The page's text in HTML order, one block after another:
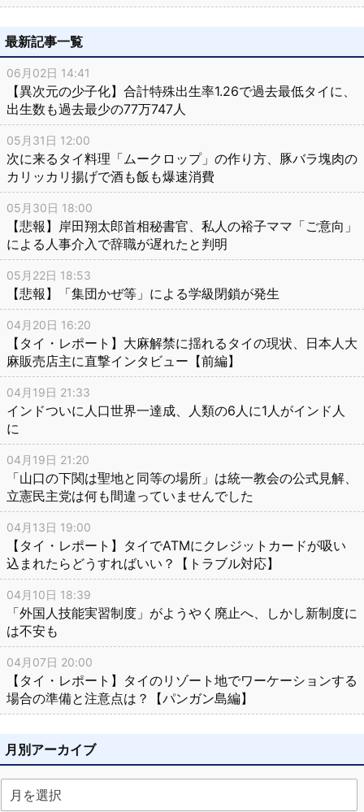
最新記事一覧
06月02日 14:41
【異次元の少子化】合計特殊出生率1.26で過去最低タイに、
出生数も過去最少の77万747人
05月31日 12:00
次に来るタイ料理「ムークロップ」の作り方、豚バラ塊肉の
カリッカリ揚げで酒も飯も爆速消費
05月30日 18:00
【悲報】岸田翔太郎首相秘書官、私人の裕子ママ「ご意向」
による人事介入で辞職が遅れたと判明
05月22日 18:53
【悲報】「集団かぜ等」による学級閉鎖が発生
04月20日 16:20
【タイ・レポート】大麻解禁に揺れるタイの現状、日本人大
麻販売店主に直撃インタビュー【前編】
04月19日 21:33
インドついに人口世界一達成、人類の6人に1人がインド人
に
04月19日 21:20
「山口の下関は聖地と同等の場所」は統一教会の公式見解、
立憲民主党は何も間違っていませんでした
04月13日 19:00
【タイ・レポート】タイでATMにクレジットカードが吸い
込まれたらどうすればいい？【トラブル対応】
04月10日 18:39
「外国人技能実習制度」がようやく廃止へ、しかし新制度に
は不安も
04月07日 20:00
【タイ・レポート】タイのリゾート地でワーケーションする
場合の準備と注意点は？【パンガン島編】
月別アーカイブ